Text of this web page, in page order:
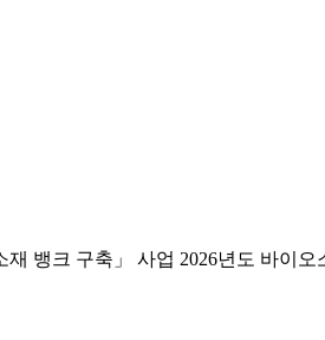
뱅크 구축」 사업 2026년도 바이오